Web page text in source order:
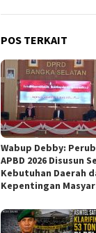
POS TERKAIT
Wabup Debby:
APBD 2026 Disusun
Kebutuhan Daerah
Kepentingan